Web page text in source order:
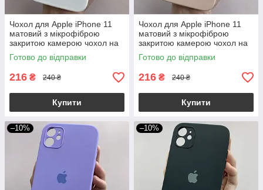
Чохол для Apple iPhone 11
матовий з мікрофіброю
закритою камерою чохол на
телефон айфон 11 білий n8u
Готово до відправки
216 ₴ 240 ₴
Купити
Чохол для Apple iPhone 11
матовий з мікрофіброю
закритою камерою чохол на
телефон айфон 11 пудровий
n8u
Готово до відправки
216 ₴ 240 ₴
Купити
–10% –10%